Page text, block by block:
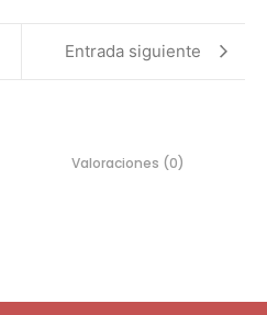
Entrada siguiente
Valoraciones (0)